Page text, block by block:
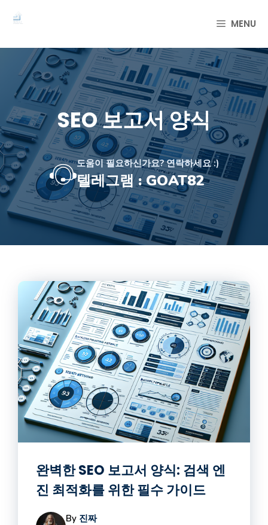
로
기
MENU
SEO 보고서 양식
도움이 필요하신가요? 연락하세요 :)
텔레그램 : GOAT82
완벽한 SEO 보고서 양식: 검색 엔
진 최적화를 위한 필수 가이드
By 진짜